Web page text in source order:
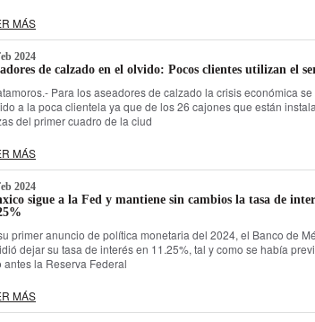
MÁS
2024
de calzado en el olvido: Pocos clientes utilizan el
Para los aseadores de calzado la crisis económica
a la poca clientela ya que de los 26 cajones que están
del primer cuadro de la ciud
MÁS
2024
sigue a la Fed y mantiene sin cambios la tasa de
primer anuncio de política monetaria del 2024, el Banco de
dejar su tasa de interés en 11.25%, tal y como se había
antes la Reserva Federal
MÁS